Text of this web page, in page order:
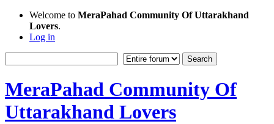
Welcome to MeraPahad Community Of Uttarakhand
Lovers.
Log in
MeraPahad Community Of
Uttarakhand Lovers